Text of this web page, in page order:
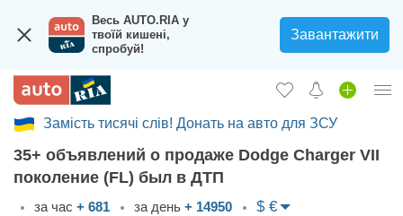
Весь AUTO.RIA у
твоїй кишені,
спробуй!
Завантажити
Вход в кабинет
Збір на авто для ЗСУ
Автомобили б/у
Замість тисячі слів! Донать на авто для ЗСУ
35+ объявлений о продаже Dodge Charger VII
поколение (FL) был в ДТП
за час + 681 за день + 14950 $ €